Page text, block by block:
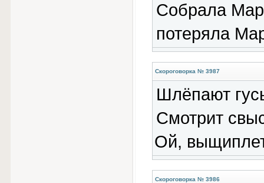
Собрала
потеряла
Скороговорка № 3987
Шлёпают
Смотрит
Ой, выщиплет
Скороговорка № 3986